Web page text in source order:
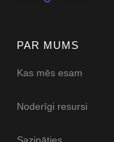
PAR MUMS
Kas mēs esam
Noderīgi resursi
Sazināties